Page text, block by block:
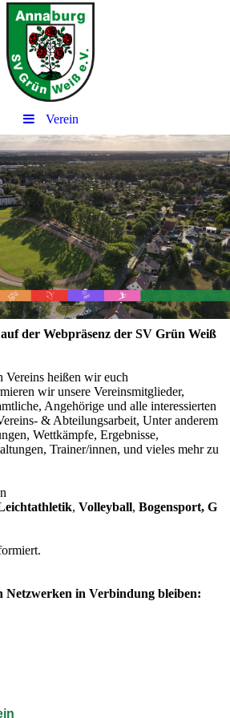
Verein
der Webpräsenz der SV Grün Weiß
Vereins heißen wir euch
wir unsere Vereinsmitglieder,
Angehörige und alle interessierten
& Abteilungsarbeit, Unter anderem
Wettkämpfe, Ergebnisse,
Trainer/innen, und vieles mehr zu
, Volleyball, Bogensport, G
Netzwerken in Verbindung bleiben: